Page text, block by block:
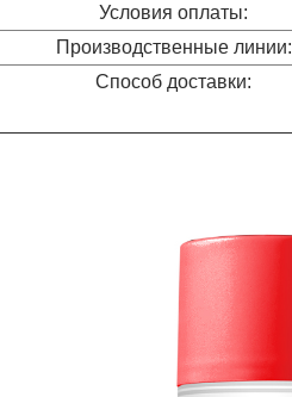
Условия оплаты:
Производственные линии:
Способ доставки: